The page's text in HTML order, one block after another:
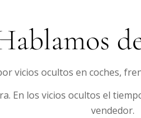
vicios ocultos en coches,
En los vicios ocultos el
vendedor.